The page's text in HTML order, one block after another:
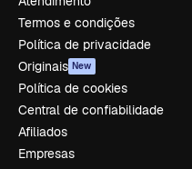
Termos e condições
Política de privacidade
Originais New
Política de cookies
Central de confiabilidade
Afiliados
Empresas